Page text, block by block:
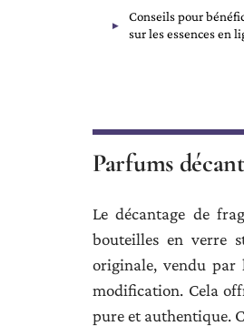
Conseils pour
sur les essences en
Parfums
Le décantage de
bouteilles en verre
originale, vendu par
modification. Cela
pure et authentique.